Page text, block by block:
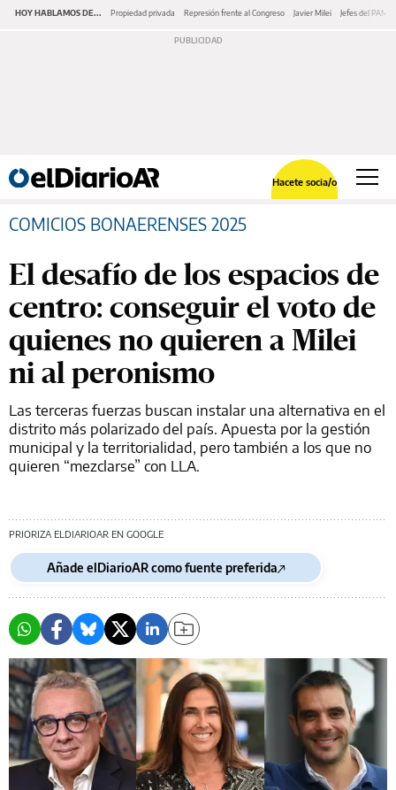
HOY HABLAMOS DE... Propiedad privada Represión frente al Congreso Javier Milei Jefes del PAMI
Hacete socia/o
COMICIOS BONAERENSES 2025
El desafío de los espacios de
centro: conseguir el voto de
quienes no quieren a Milei
ni al peronismo
Las terceras fuerzas buscan instalar una alternativa en el
distrito más polarizado del país. Apuesta por la gestión
municipal y la territorialidad, pero también a los que no
quieren “mezclarse” con LLA.
PRIORIZA ELDIARIOAR EN GOOGLE
Añade elDiarioAR como fuente preferida